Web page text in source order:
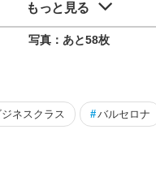
もっと見る
写真：あと58枚
ネスクラス #バルセロナ